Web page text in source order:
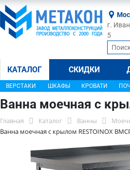
г.
5
КАТАЛОГ СКИДКИ
ВЕРСТАКИ ШКАФЫ КРОВАТИ
Ванна моечная с
Главная Каталог Ванны
Ванна моечная с крылом RESTOINOX